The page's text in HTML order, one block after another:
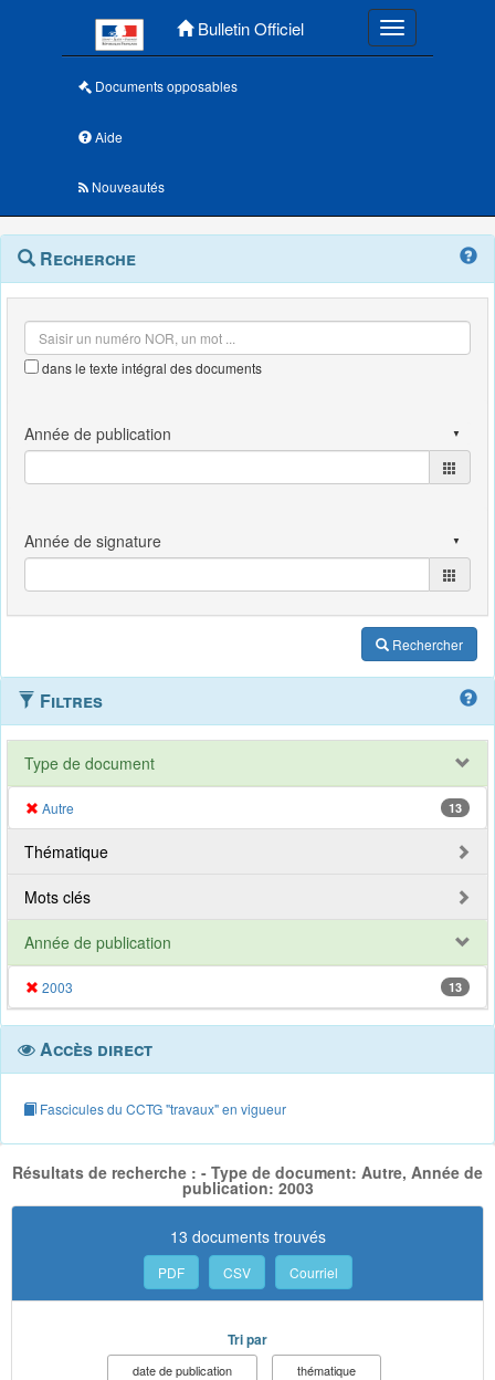
Bulletin Officiel Toggle
Documents opposables
Aide
Nouveautés
Navigation
outils
Menu
contextuel
Recherche
dans le texte intégral des documents
Rechercher
Filtres
Type de document
Autre 13
Thématique
Mots clés
Année de publication
2003 13
Accès direct
Fascicules du CCTG "travaux" en vigueur
Résultats de recherche : - Type de document: Autre, Année de
publication: 2003
13 documents trouvés
PDF CSV Courriel
Tri par
date de publication
thématique